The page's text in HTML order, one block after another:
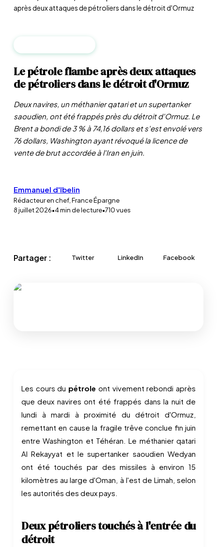
après deux attaques de pétroliers dans le détroit d'Ormuz
Le pétrole flambe après deux attaques
de pétroliers dans le détroit d'Ormuz
Deux navires, un méthanier qatari et un supertanker
saoudien, ont été frappés près du détroit d'Ormuz. Le
Brent a bondi de 3 % à 74,16 dollars et s'est envolé vers
76 dollars, Washington ayant révoqué la licence de
vente de brut accordée à l'Iran en juin.
Emmanuel d'Ibelin
Rédacteur en chef, France Épargne
8 juillet 2026•4min de lecture•710vues
Partager : Twitter LinkedIn Facebook
Les cours du pétrole ont vivement rebondi après
que deux navires ont été frappés dans la nuit de
lundi à mardi à proximité du détroit d'Ormuz,
remettant en cause la fragile trêve conclue fin juin
entre Washington et Téhéran. Le méthanier qatari
Al Rekayyat et le supertanker saoudien Wedyan
ont été touchés par des missiles à environ 15
kilomètres au large d'Oman, à l'est de Limah, selon
les autorités des deux pays.
Deux pétroliers touchés à l'entrée du
détroit